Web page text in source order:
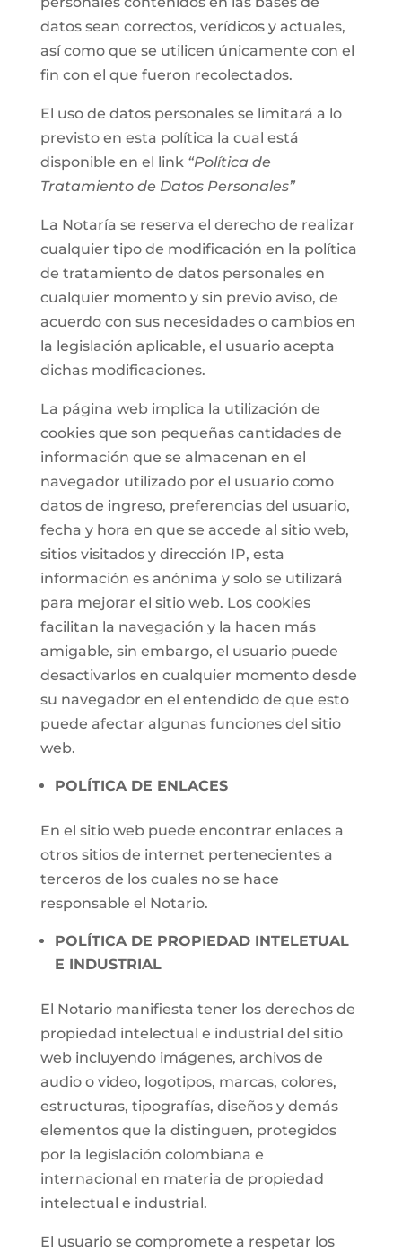
datos sean correctos, verídicos y actuales,
así como que se utilicen únicamente con el
fin con el que fueron recolectados.
El uso de datos personales se limitará a lo
previsto en esta política la cual está
disponible en el link “Política de
Tratamiento de Datos Personales”
La Notaría se reserva el derecho de realizar
cualquier tipo de modificación en la política
de tratamiento de datos personales en
cualquier momento y sin previo aviso, de
acuerdo con sus necesidades o cambios en
la legislación aplicable, el usuario acepta
dichas modificaciones.
La página web implica la utilización de
cookies que son pequeñas cantidades de
información que se almacenan en el
navegador utilizado por el usuario como
datos de ingreso, preferencias del usuario,
fecha y hora en que se accede al sitio web,
sitios visitados y dirección IP, esta
información es anónima y solo se utilizará
para mejorar el sitio web. Los cookies
facilitan la navegación y la hacen más
amigable, sin embargo, el usuario puede
desactivarlos en cualquier momento desde
su navegador en el entendido de que esto
puede afectar algunas funciones del sitio
web.
POLÍTICA DE ENLACES
En el sitio web puede encontrar enlaces a
otros sitios de internet pertenecientes a
terceros de los cuales no se hace
responsable el Notario.
POLÍTICA DE PROPIEDAD INTELETUAL
E INDUSTRIAL
El Notario manifiesta tener los derechos de
propiedad intelectual e industrial del sitio
web incluyendo imágenes, archivos de
audio o video, logotipos, marcas, colores,
estructuras, tipografías, diseños y demás
elementos que la distinguen, protegidos
por la legislación colombiana e
internacional en materia de propiedad
intelectual e industrial.
El usuario se compromete a respetar los